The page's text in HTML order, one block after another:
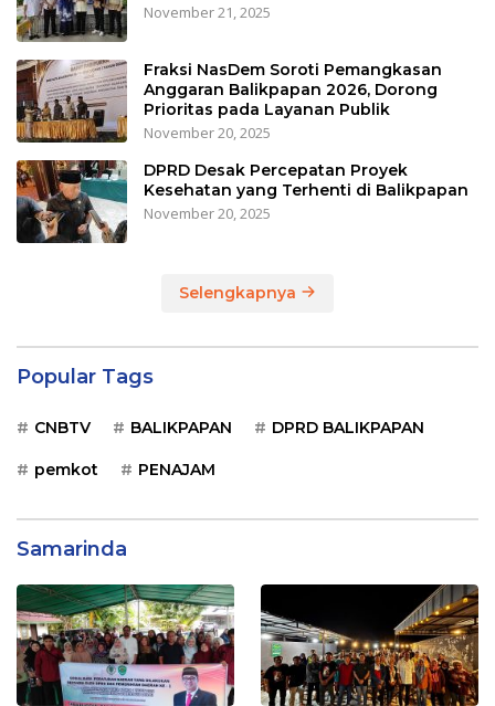
November 21, 2025
Fraksi NasDem Soroti Pemangkasan
Anggaran Balikpapan 2026, Dorong
Prioritas pada Layanan Publik
November 20, 2025
DPRD Desak Percepatan Proyek
Kesehatan yang Terhenti di Balikpapan
November 20, 2025
Selengkapnya
Popular Tags
CNBTV BALIKPAPAN DPRD BALIKPAPAN
pemkot PENAJAM
Samarinda